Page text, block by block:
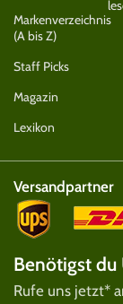
Markenverzeichnis
(A bis Z)
Staff Picks
Magazin
Lexikon
Versandpartner
Benötigst du
Rufe uns jetzt*